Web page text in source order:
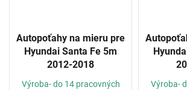
Autopoťahy na mieru pre
Hyundai Santa Fe 5m
2012-2018
Výroba- do 14 pracovných
Výroba-